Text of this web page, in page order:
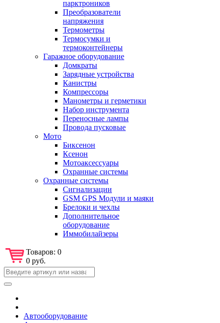
парктроников
Преобразователи
напряжения
Термометры
Термосумки и
термоконтейнеры
Гаражное оборудование
Домкраты
Зарядные устройства
Канистры
Компрессоры
Манометры и герметики
Набор инструмента
Переносные лампы
Провода пусковые
Мото
Биксенон
Ксенон
Мотоаксессуары
Охранные системы
Охранные системы
Сигнализации
GSM GPS Модули и маяки
Брелоки и чехлы
Дополнительное
оборудование
Иммобилайзеры
Товаров: 0
0 руб.
Автооборудование